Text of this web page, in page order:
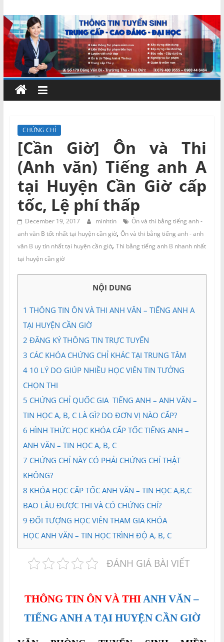
to
content
Chứng
chỉ
ngắn
hạn
–
MIENNAM
Education
Đào
và
Tư
vấn
Miền
Nam
CHỨNG CHỈ
[Cần Giờ] Ôn và Thi
(Anh văn) Tiếng anh A
tại Huyện Cần Giờ cấp
tốc, Lệ phí thấp
December 19, 2017 minhtin
Ôn và thi bằng tiếng anh -
anh văn B tốt nhất tại huyện cần giờ, Ôn và thi bằng tiếng anh - anh
văn B uy tín nhất tại huyện cần giờ, Thi bằng tiếng anh B nhanh nhất
tại huyện cần giờ
NỘI DUNG
1 THÔNG TIN ÔN VÀ THI ANH VĂN – TIẾNG ANH A
TẠI HUYỆN CẦN GIỜ
2 ĐĂNG KÝ THÔNG TIN TRỰC TUYẾN
3 CÁC KHÓA CHỨNG CHỈ KHÁC TẠI TRUNG TÂM
410 LÝ DO GIÚP NHIỀU HỌC VIÊN TIN TƯỞNG
CHỌN THI
5 CHỨNG CHỈ QUỐC GIA TIẾNG ANH – ANH VĂN –
TIN HỌC A, B, C LÀ GÌ? DO ĐƠN VỊ NÀO CẤP?
6 HÌNH THỨC HỌC KHÓA CẤP TỐC TIẾNG ANH –
ANH VĂN – TIN HỌC A, B, C
7 CHỨNG CHỈ NÀY CÓ PHẢI CHỨNG CHỈ THẬT
KHÔNG?
8 KHÓA HỌC CẤP TỐC ANH VĂN – TIN HỌC A,B,C
BAO LÂU ĐƯỢC THI VÀ CÓ CHỨNG CHỈ?
9 ĐỐI TƯỢNG HỌC VIÊN THAM GIA KHÓA
HỌC ANH VĂN – TIN HỌC TRÌNH ĐỘ A, B, C
ĐÁNH GIÁ BÀI VIẾT
THÔNG TIN ÔN VÀ THIANH VĂN –
TIẾNG ANH A TẠI HUYỆN CẦN GIỜ